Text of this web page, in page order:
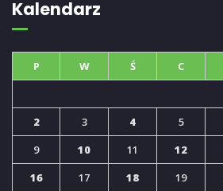
Kalendarz
P W Ś C
2
3 4 5
9
10 11 12
16
17 18 19